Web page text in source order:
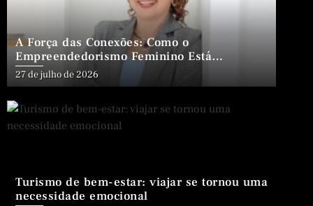
A Força das Conexões: Como o
Empreendedorismo Feminino Está
Transformando Negócios, Vidas e Gerações
Posted
on
27 de julho de 2026
Turismo de bem-estar: viajar se tornou uma
necessidade emocional